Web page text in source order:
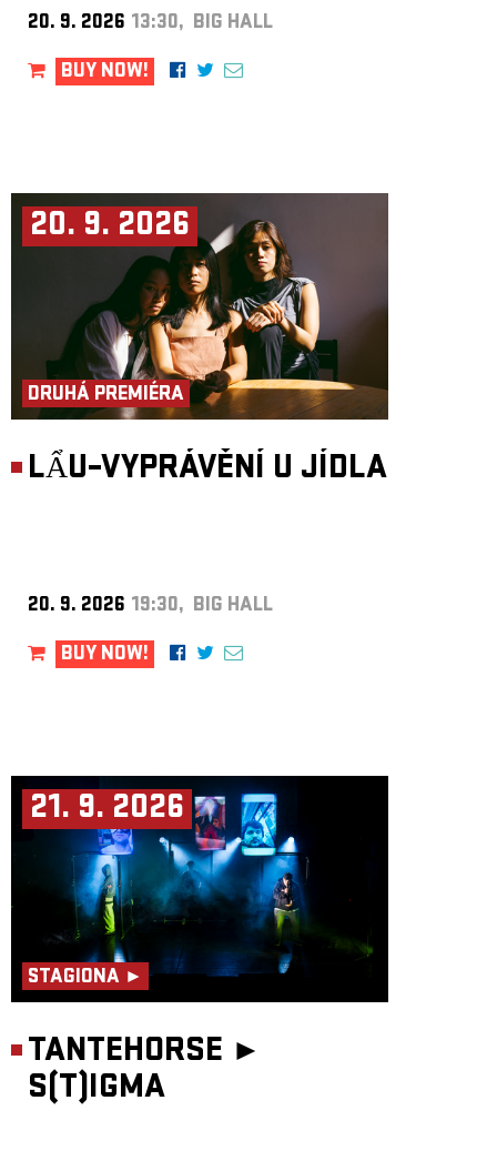
20. 9. 2026 13:30, BIG HALL
BUY NOW!
20. 9. 2026
DRUHÁ PREMIÉRA
LẨU–VYPRÁVĚNÍ U JÍDLA
20. 9. 2026 19:30, BIG HALL
BUY NOW!
21. 9. 2026
STAGIONA ►
TANTEHORSE ►
S(T)IGMA